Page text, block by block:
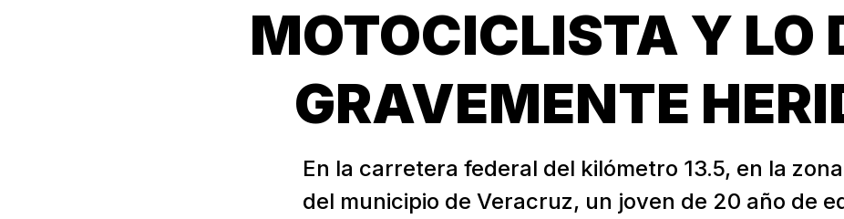
MOTOCICLISTA Y LO
GRAVEMENTE
En la carretera federal del kilómetro 13.5, en la
del municipio de Veracruz, un joven de 20 año de